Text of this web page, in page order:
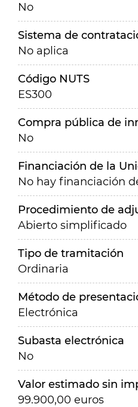
No
Sistema de
No aplica
Código NUTS
ES300
Compra pública de
No
Financiación de la
No hay financiación
Procedimiento de
Abierto simplificado
Tipo de tramitación
Ordinaria
Método de
Electrónica
Subasta electrónica
No
Valor estimado sin
99.900,00 euros